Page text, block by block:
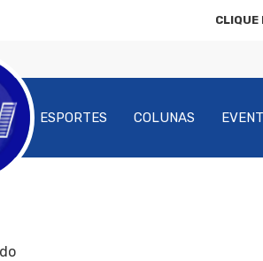
CLIQUE
ESPORTES COLUNAS